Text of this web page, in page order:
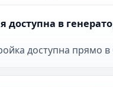
доступна в
доступна прямо